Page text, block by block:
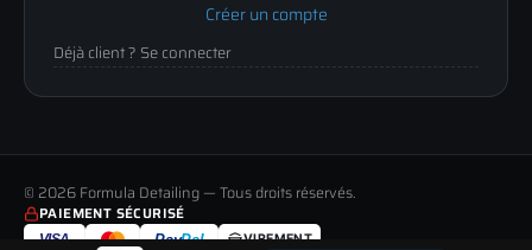
Créer un compte
Déjà client ? Se connecter
PAIEMENT SÉCURISÉ
VISA PayPal VIREMENT
© 2026 Formula Detailing — Tous droits réservés.